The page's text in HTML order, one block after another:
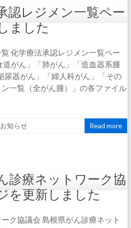
認レジメン一覧ペー
ました
化学療法承認レジメン一覧ペー
道がん」「肺がん」「造血器系腫
尿器がん」「婦人科がん」「その
一覧（全がん腫）」の各ファイル
お知らせ Read more
診療ネットワーク協
を更新しました
ク協議会 島根県がん診療ネット